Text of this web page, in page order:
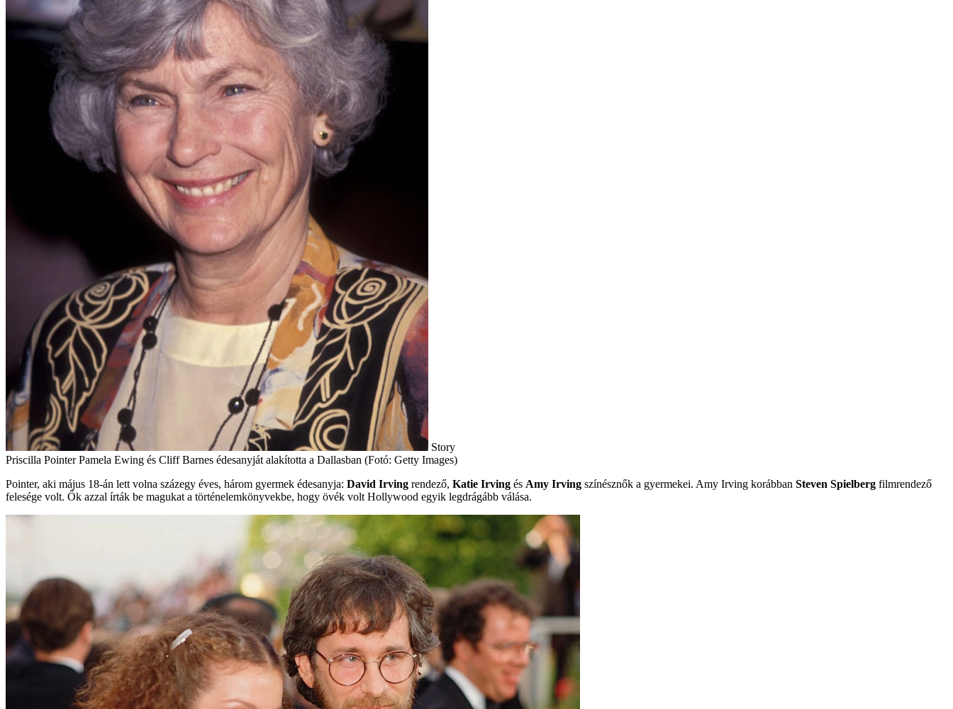
Story
Priscilla Pointer Pamela Ewing és Cliff Barnes édesanyját alakította a Dallasban (Fotó: Getty Images)
Pointer, aki május 18-án lett volna százegy éves, három gyermek édesanyja: David Irving rendező, Katie Irving és Amy Irving színésznők a gyermekei. Amy Irving korábban Steven Spielberg filmrendező
felesége volt. Ők azzal írták be magukat a történelemkönyvekbe, hogy övék volt Hollywood egyik legdrágább válása.